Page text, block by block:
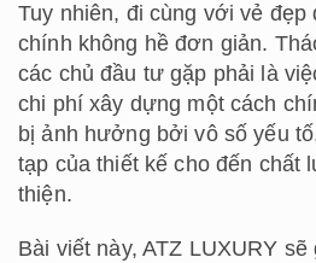
Tuy nhiên, đi cùng với vẻ đẹp
chính không hề đơn giản.
các chủ đầu tư gặp phải là
chi phí xây dựng một cách
bị ảnh hưởng bởi vô số yếu
tạp của thiết kế cho đến chất
thiện.
Bài viết này, ATZ LUXURY